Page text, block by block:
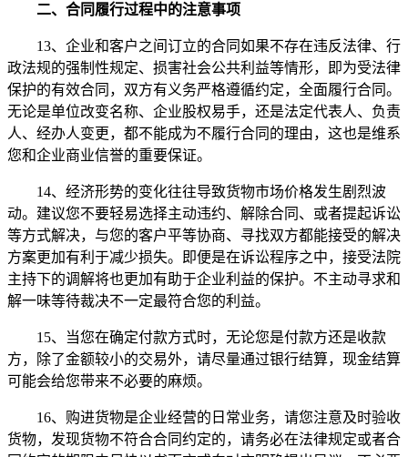
二、合同履行过程中的注意事项
13、企业和客户之间订立的合同如果不存在违反法律、行
政法规的强制性规定、损害社会公共利益等情形，即为受法律
保护的有效合同，双方有义务严格遵循约定，全面履行合同。
无论是单位改变名称、企业股权易手，还是法定代表人、负责
人、经办人变更，都不能成为不履行合同的理由，这也是维系
您和企业商业信誉的重要保证。
14、经济形势的变化往往导致货物市场价格发生剧烈波
动。建议您不要轻易选择主动违约、解除合同、或者提起诉讼
等方式解决，与您的客户平等协商、寻找双方都能接受的解决
方案更加有利于减少损失。即便是在诉讼程序之中，接受法院
主持下的调解将也更加有助于企业利益的保护。不主动寻求和
解一味等待裁决不一定最符合您的利益。
15、当您在确定付款方式时，无论您是付款方还是收款
方，除了金额较小的交易外，请尽量通过银行结算，现金结算
可能会给您带来不必要的麻烦。
16、购进货物是企业经营的日常业务，请您注意及时验收
货物，发现货物不符合合同约定的，请务必在法律规定或者合